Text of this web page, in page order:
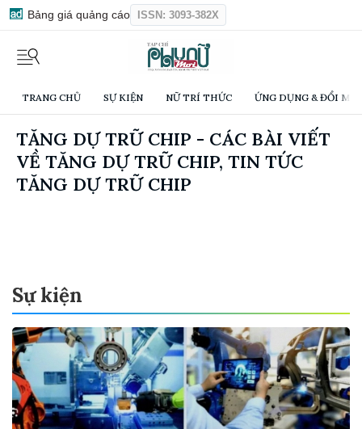
Bảng giá quảng cáo ISSN: 3093-382X
TRANG CHỦ SỰ KIỆN NỮ TRÍ THỨC ỨNG DỤNG & ĐỔI
TĂNG DỰ TRỮ CHIP - CÁC BÀI VIẾT
VỀ TĂNG DỰ TRỮ CHIP, TIN TỨC
TĂNG DỰ TRỮ CHIP
Sự kiện